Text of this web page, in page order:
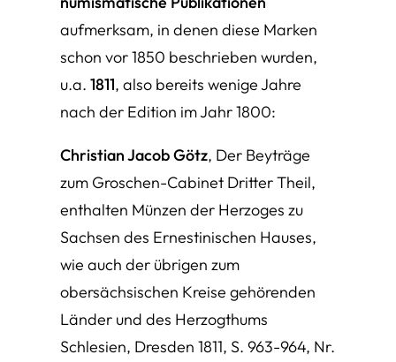
aufmerksam, in denen diese Marken
schon vor 1850 beschrieben wurden,
u.a. 1811, also bereits wenige Jahre
nach der Edition im Jahr 1800:
Christian Jacob Götz, Der Beyträge
zum Groschen-Cabinet Dritter Theil,
enthalten Münzen der Herzoges zu
Sachsen des Ernestinischen Hauses,
wie auch der übrigen zum
obersächsischen Kreise gehörenden
Länder und des Herzogthums
Schlesien, Dresden 1811, S. 963-964, Nr.